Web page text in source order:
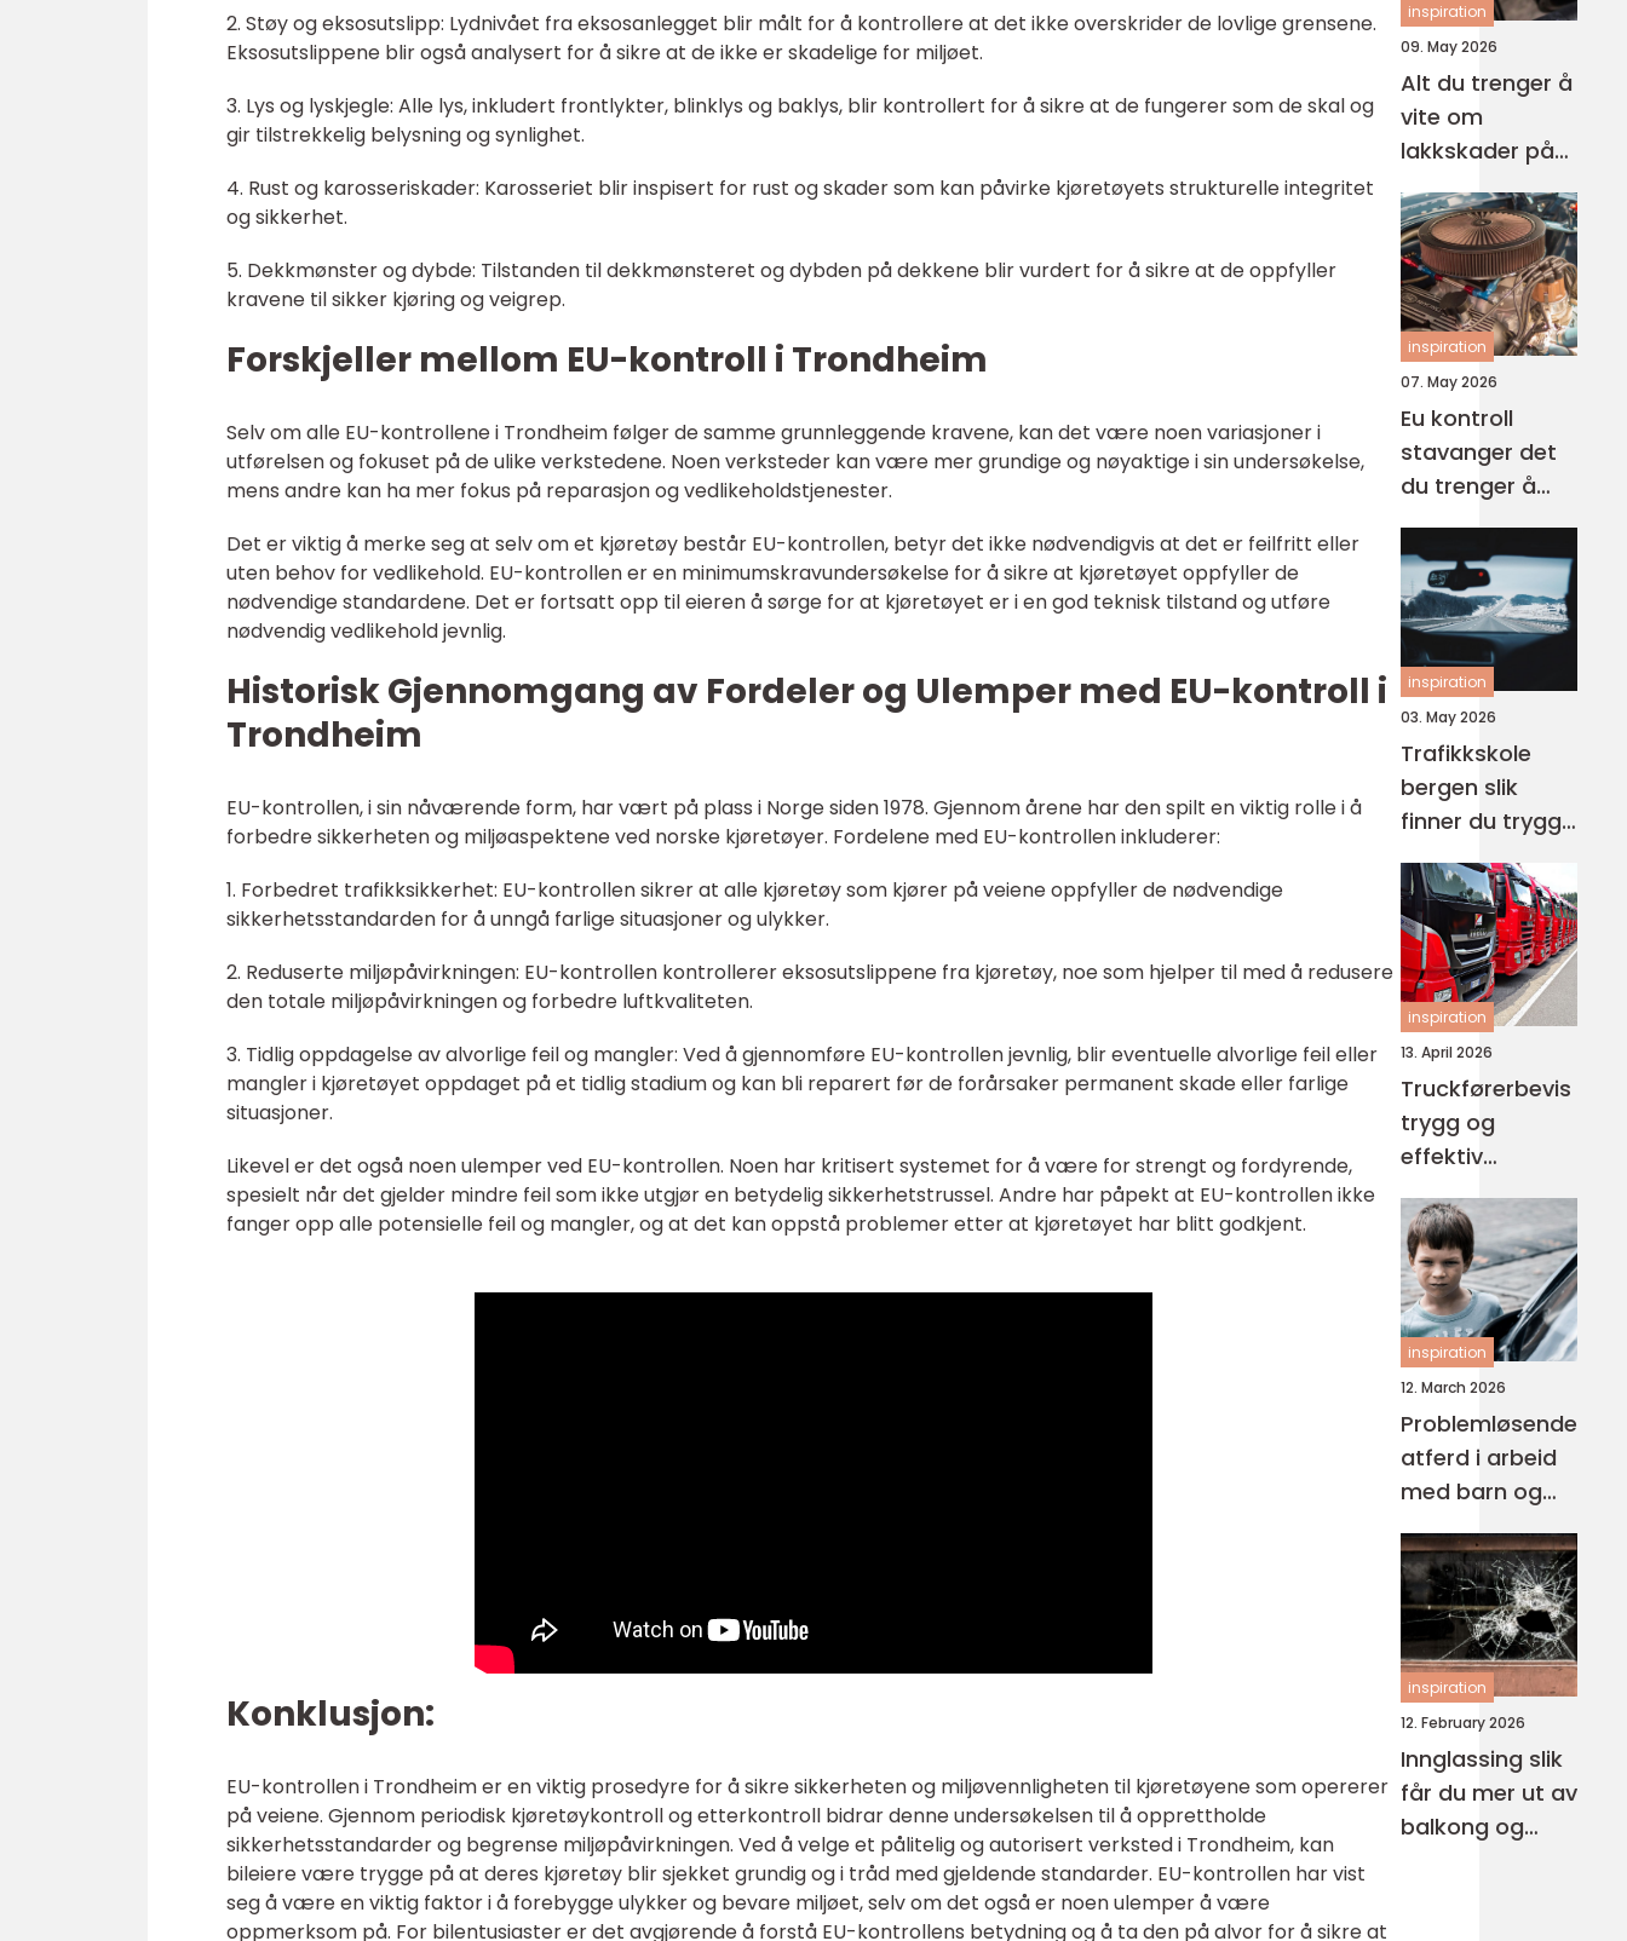
2. Støy og eksosutslipp: Lydnivået fra eksosanlegget blir målt for å kontrollere at det ikke overskrider de lovlige grensene.
Eksosutslippene blir også analysert for å sikre at de ikke er skadelige for miljøet.
3. Lys og lyskjegle: Alle lys, inkludert frontlykter, blinklys og baklys, blir kontrollert for å sikre at de fungerer som de skal og
gir tilstrekkelig belysning og synlighet.
4. Rust og karosseriskader: Karosseriet blir inspisert for rust og skader som kan påvirke kjøretøyets strukturelle integritet
og sikkerhet.
5. Dekkmønster og dybde: Tilstanden til dekkmønsteret og dybden på dekkene blir vurdert for å sikre at de oppfyller
kravene til sikker kjøring og veigrep.
Forskjeller mellom EU-kontroll i Trondheim
Selv om alle EU-kontrollene i Trondheim følger de samme grunnleggende kravene, kan det være noen variasjoner i
utførelsen og fokuset på de ulike verkstedene. Noen verksteder kan være mer grundige og nøyaktige i sin undersøkelse,
mens andre kan ha mer fokus på reparasjon og vedlikeholdstjenester.
Det er viktig å merke seg at selv om et kjøretøy består EU-kontrollen, betyr det ikke nødvendigvis at det er feilfritt eller
uten behov for vedlikehold. EU-kontrollen er en minimumskravundersøkelse for å sikre at kjøretøyet oppfyller de
nødvendige standardene. Det er fortsatt opp til eieren å sørge for at kjøretøyet er i en god teknisk tilstand og utføre
nødvendig vedlikehold jevnlig.
Historisk Gjennomgang av Fordeler og Ulemper med EU-kontroll i
Trondheim
EU-kontrollen, i sin nåværende form, har vært på plass i Norge siden 1978. Gjennom årene har den spilt en viktig rolle i å
forbedre sikkerheten og miljøaspektene ved norske kjøretøyer. Fordelene med EU-kontrollen inkluderer:
1. Forbedret trafikksikkerhet: EU-kontrollen sikrer at alle kjøretøy som kjører på veiene oppfyller de nødvendige
sikkerhetsstandarden for å unngå farlige situasjoner og ulykker.
2. Reduserte miljøpåvirkningen: EU-kontrollen kontrollerer eksosutslippene fra kjøretøy, noe som hjelper til med å redusere
den totale miljøpåvirkningen og forbedre luftkvaliteten.
3. Tidlig oppdagelse av alvorlige feil og mangler: Ved å gjennomføre EU-kontrollen jevnlig, blir eventuelle alvorlige feil eller
mangler i kjøretøyet oppdaget på et tidlig stadium og kan bli reparert før de forårsaker permanent skade eller farlige
situasjoner.
Likevel er det også noen ulemper ved EU-kontrollen. Noen har kritisert systemet for å være for strengt og fordyrende,
spesielt når det gjelder mindre feil som ikke utgjør en betydelig sikkerhetstrussel. Andre har påpekt at EU-kontrollen ikke
fanger opp alle potensielle feil og mangler, og at det kan oppstå problemer etter at kjøretøyet har blitt godkjent.
Konklusjon:
EU-kontrollen i Trondheim er en viktig prosedyre for å sikre sikkerheten og miljøvennligheten til kjøretøyene som opererer
på veiene. Gjennom periodisk kjøretøykontroll og etterkontroll bidrar denne undersøkelsen til å opprettholde
sikkerhetsstandarder og begrense miljøpåvirkningen. Ved å velge et pålitelig og autorisert verksted i Trondheim, kan
bileiere være trygge på at deres kjøretøy blir sjekket grundig og i tråd med gjeldende standarder. EU-kontrollen har vist
seg å være en viktig faktor i å forebygge ulykker og bevare miljøet, selv om det også er noen ulemper å være
oppmerksom på. For bilentusiaster er det avgjørende å forstå EU-kontrollens betydning og å ta den på alvor for å sikre at
inspiration
09. May 2026
Alt du trenger å
vite om
lakkskader på
bil
inspiration
07. May 2026
Eu kontroll
stavanger det
du trenger å
vite før bilen
skal inn
inspiration
03. May 2026
Trafikkskole
bergen slik
finner du trygg
og effektiv
opplæring
inspiration
13. April 2026
Truckførerbevis
trygg og
effektiv
håndtering av
truck på
arbeidsplassen
inspiration
12. March 2026
Problemløsende
atferd i arbeid
med barn og
unge
inspiration
12. February 2026
Innglassing slik
får du mer ut av
balkong og